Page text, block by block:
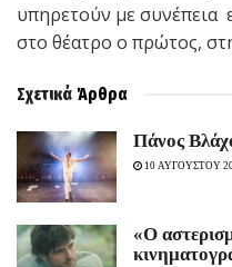
υπηρετούν με συνέπεια
στο θέατρο ο πρώτος,
Σχετικά Άρθρα
Πάνος
10 ΑΥΓΟΥΣΤΟΥ
«Ο